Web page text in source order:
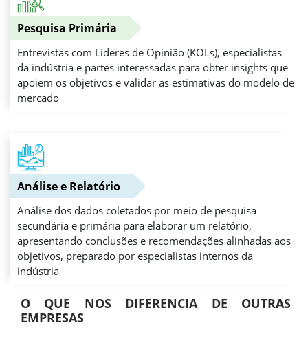
Pesquisa Primária
Entrevistas com Líderes de Opinião (KOLs), especialistas
da indústria e partes interessadas para obter insights que
apoiem os objetivos e validar as estimativas do modelo de
mercado
Análise e Relatório
Análise dos dados coletados por meio de pesquisa
secundária e primária para elaborar um relatório,
apresentando conclusões e recomendações alinhadas aos
objetivos, preparado por especialistas internos da
indústria
O QUE NOS DIFERENCIA DE OUTRAS
EMPRESAS